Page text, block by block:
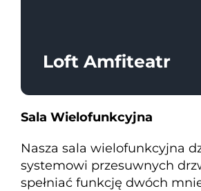
Loft Amfiteatr
Sala Wielofunkcyjna
Nasza sala wielofunkcyjna
systemowi przesuwnych
spełniać funkcję dwóch